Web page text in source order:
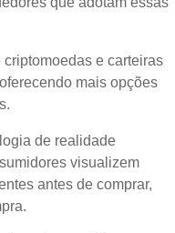
criptomoedas e carteiras
mais opções
de realidade
visualizem
antes de comprar,